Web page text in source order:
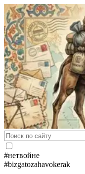
#нетвойне
#bizgatozahavokerak